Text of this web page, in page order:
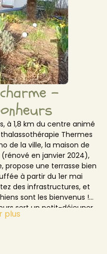
-
à 1,8 km du centre animé
Thermes
de la ville, la maison de
en janvier 2024),
propose une terrasse bien
à partir du 1er mai
des infrastructures, et
sont les bienvenus !
sert un petit-déjeuner
hôtes (payant en option)
plus